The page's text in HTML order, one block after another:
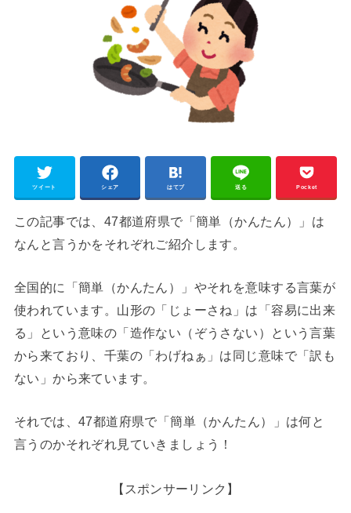
ツイート シェア はてブ 送る Pocket
この記事では、47都道府県で「簡単（かんたん）」は
なんと言うかをそれぞれご紹介します。
全国的に「簡単（かんたん）」やそれを意味する言葉が
使われています。山形の「じょーさね」は「容易に出来
る」という意味の「造作ない（ぞうさない）という言葉
から来ており、千葉の「わげねぁ」は同じ意味で「訳も
ない」から来ています。
それでは、47都道府県で「簡単（かんたん）」は何と
言うのかそれぞれ見ていきましょう！
【スポンサーリンク】